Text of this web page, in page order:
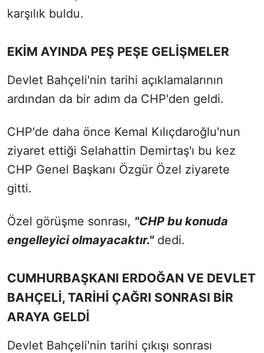
karşılık buldu.
EKİM AYINDA PEŞ PEŞE GELİŞMELER
Devlet Bahçeli'nin tarihi açıklamalarının
ardından da bir adım da CHP'den geldi.
CHP'de daha önce Kemal Kılıçdaroğlu'nun
ziyaret ettiği Selahattin Demirtaş'ı bu kez
CHP Genel Başkanı Özgür Özel ziyarete
gitti.
Özel görüşme sonrası, "CHP bu konuda
engelleyici olmayacaktır."dedi.
CUMHURBAŞKANI ERDOĞAN VE DEVLET
BAHÇELİ, TARİHİ ÇAĞRI SONRASI BİR
ARAYA GELDİ
Devlet Bahçeli'nin tarihi çıkışı sonrası